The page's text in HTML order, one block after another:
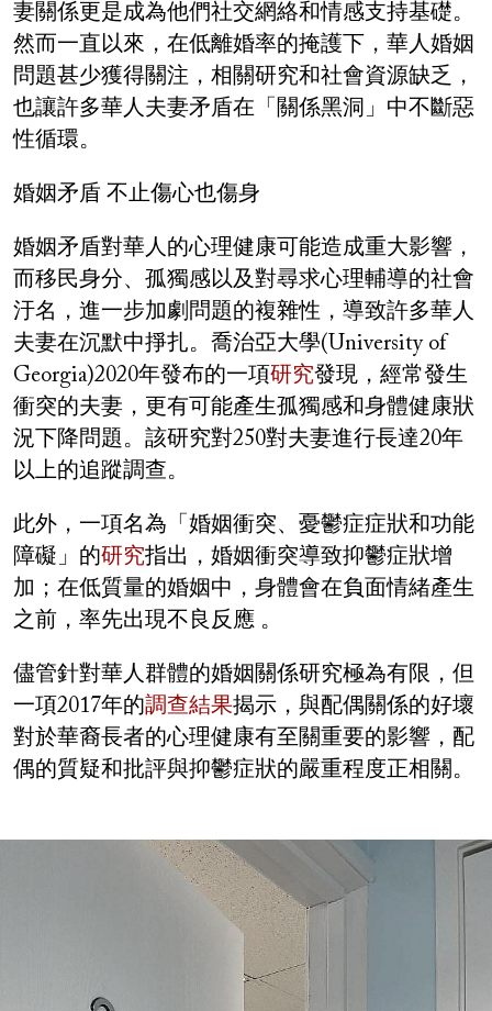
妻關係更是成為他們社交網絡和情感支持基礎。
然而一直以來，在低離婚率的掩護下，華人婚姻
問題甚少獲得關注，相關研究和社會資源缺乏，
也讓許多華人夫妻矛盾在「關係黑洞」中不斷惡
性循環。
婚姻矛盾 不止傷心也傷身
婚姻矛盾對華人的心理健康可能造成重大影響，
而移民身分、孤獨感以及對尋求心理輔導的社會
汙名，進一步加劇問題的複雜性，導致許多華人
夫妻在沉默中掙扎。喬治亞大學(University of
Georgia)2020年發布的一項研究發現，經常發生
衝突的夫妻，更有可能產生孤獨感和身體健康狀
況下降問題。該研究對250對夫妻進行長達20年
以上的追蹤調查。
此外，一項名為「婚姻衝突、憂鬱症症狀和功能
障礙」的研究指出，婚姻衝突導致抑鬱症狀增
加；在低質量的婚姻中，身體會在負面情緒產生
之前，率先出現不良反應 。
儘管針對華人群體的婚姻關係研究極為有限，但
一項2017年的調查結果揭示，與配偶關係的好壞
對於華裔長者的心理健康有至關重要的影響，配
偶的質疑和批評與抑鬱症狀的嚴重程度正相關。